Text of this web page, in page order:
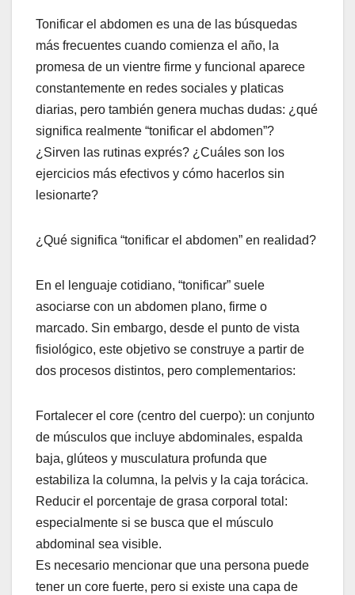
Tonificar el abdomen es una de las búsquedas
más frecuentes cuando comienza el año, la
promesa de un vientre firme y funcional aparece
constantemente en redes sociales y platicas
diarias, pero también genera muchas dudas: ¿qué
significa realmente “tonificar el abdomen”?
¿Sirven las rutinas exprés? ¿Cuáles son los
ejercicios más efectivos y cómo hacerlos sin
lesionarte?
¿Qué significa “tonificar el abdomen” en realidad?
En el lenguaje cotidiano, “tonificar” suele
asociarse con un abdomen plano, firme o
marcado. Sin embargo, desde el punto de vista
fisiológico, este objetivo se construye a partir de
dos procesos distintos, pero complementarios:
Fortalecer el core (centro del cuerpo): un conjunto
de músculos que incluye abdominales, espalda
baja, glúteos y musculatura profunda que
estabiliza la columna, la pelvis y la caja torácica.
Reducir el porcentaje de grasa corporal total:
especialmente si se busca que el músculo
abdominal sea visible.
Es necesario mencionar que una persona puede
tener un core fuerte, pero si existe una capa de